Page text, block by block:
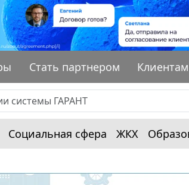
Стать партнером Клиентам
Социальная сфера ЖКХ